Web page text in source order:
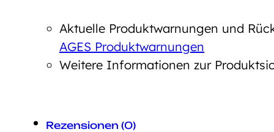
Aktuelle Produktwarnungen und
AGES Produktwarnungen
Weitere Informationen zur
Rezensionen (0)